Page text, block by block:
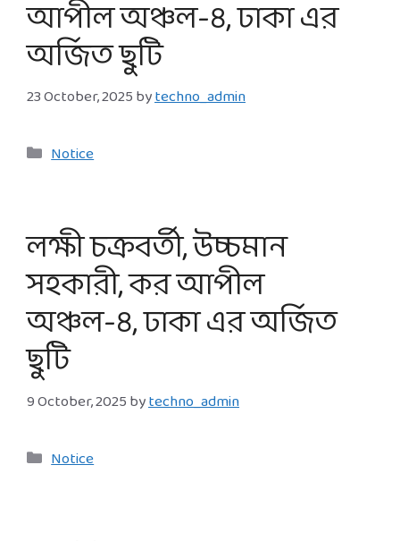
আপীল অঞ্চল-৪, ঢাকা এর
অর্জিত ছুটি
23 October, 2025bytechno_admin
Categories
Notice
লক্ষী চক্রবর্তী, উচ্চমান
সহকারী, কর আপীল
অঞ্চল-৪, ঢাকা এর অর্জিত
ছুটি
9 October, 2025bytechno_admin
Categories
Notice